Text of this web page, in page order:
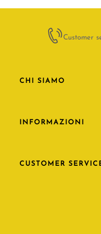
Customer
CHI SIAMO
INFORMAZIONI
CUSTOMER